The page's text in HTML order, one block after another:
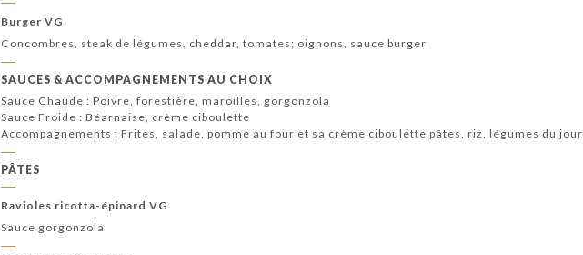
Burger VG
Concombres, steak de légumes, cheddar, tomates; oignons, sauce burger
SAUCES & ACCOMPAGNEMENTS AU CHOIX
Sauce Chaude : Poivre, forestière, maroilles, gorgonzola
Sauce Froide : Béarnaise, crème ciboulette
Accompagnements : Frites, salade, pomme au four et sa crème ciboulette pâtes, riz, légumes du jour
PÂTES
Ravioles ricotta-épinard VG
Sauce gorgonzola